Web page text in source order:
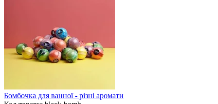
Бомбочка для ванної - різні аромати